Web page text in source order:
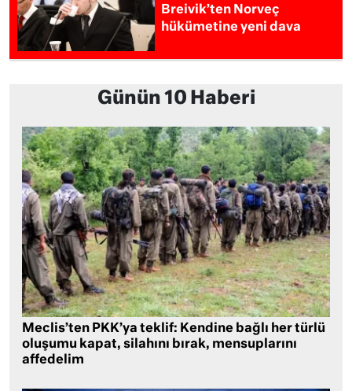
Breivik’ten Norveç
hükümetine yeni dava
Günün 10 Haberi
Meclis’ten PKK’ya teklif: Kendine bağlı her türlü
oluşumu kapat, silahını bırak, mensuplarını
affedelim